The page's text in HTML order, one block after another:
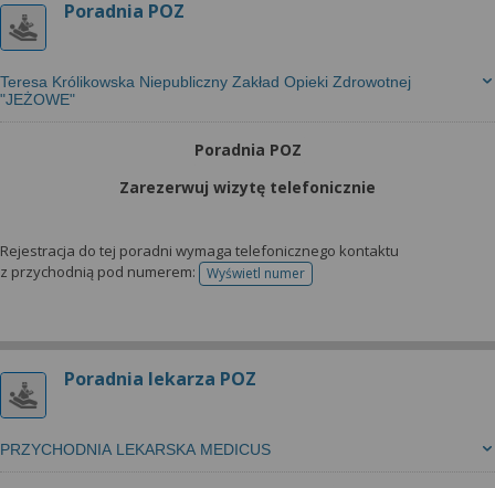
Poradnia POZ
Teresa Królikowska Niepubliczny Zakład Opieki Zdrowotnej
"JEŻOWE"
Poradnia POZ
Zarezerwuj wizytę telefonicznie
Rejestracja do tej poradni wymaga telefonicznego kontaktu
z przychodnią pod numerem:
Wyświetl numertelefonu do rejestracji
Poradnia lekarza POZ
PRZYCHODNIA LEKARSKA MEDICUS